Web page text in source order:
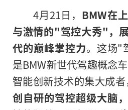
4月21日， BMW在
与激情的"驾控大秀"，
代的巅峰掌控力。这场"
是BMW新世代驾趣概念
智能创新技术的集大成者
创自研的驾控超级大脑，